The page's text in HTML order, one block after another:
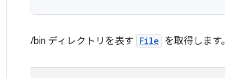
/bin ディレクトリを表す File を取得します。